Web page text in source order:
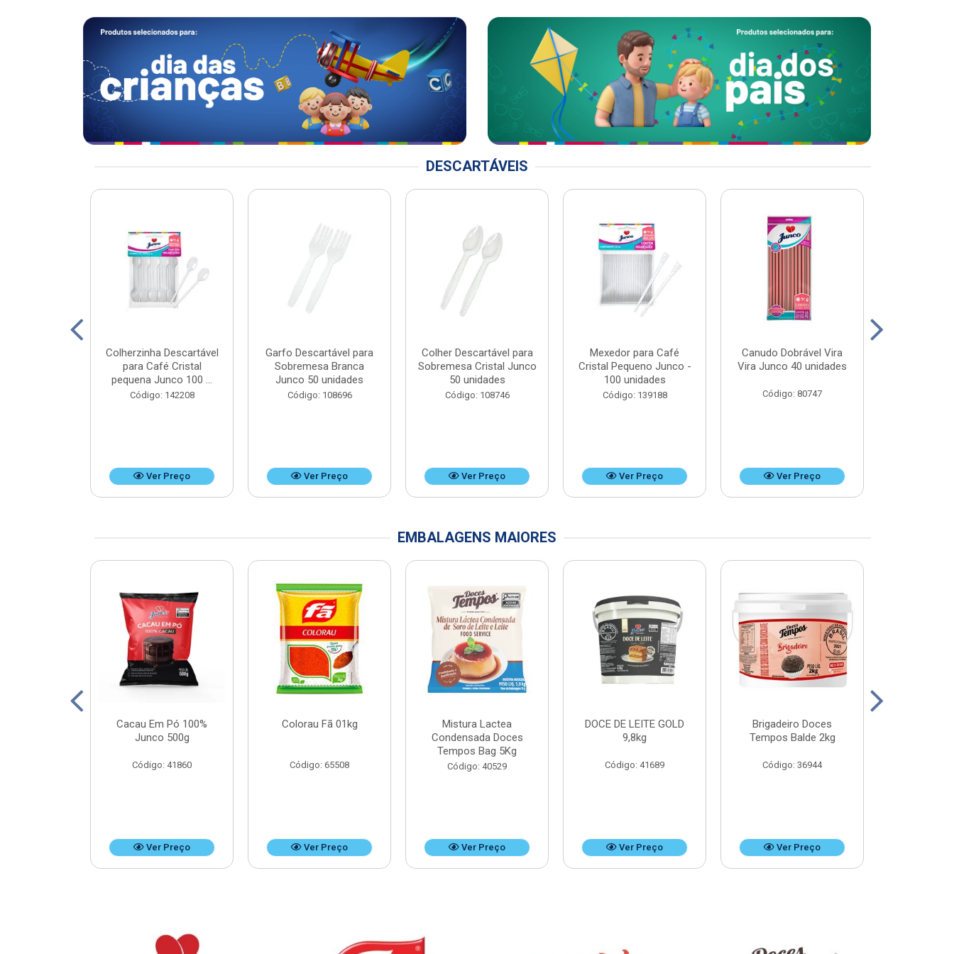
DESCARTÁVEIS
Colherzinha Descartável
para Café Cristal
pequena Junco 100 ...
Código: 142208
Ver Preço
Garfo Descartável para
Sobremesa Branca
Junco 50 unidades
Código: 108696
Ver Preço
Colher Descartável para
Sobremesa Cristal Junco
50 unidades
Código: 108746
Ver Preço
Mexedor para Café
Cristal Pequeno Junco -
100 unidades
Código: 139188
Ver Preço
Canudo Dobrável Vira
Vira Junco 40 unidades
Código: 80747
Ver Preço
EMBALAGENS MAIORES
Cacau Em Pó 100%
Junco 500g
Código: 41860
Ver Preço
Colorau Fã 01kg
Código: 65508
Ver Preço
Mistura Lactea
Condensada Doces
Tempos Bag 5Kg
Código: 40529
Ver Preço
DOCE DE LEITE GOLD
9,8kg
Código: 41689
Ver Preço
Brigadeiro Doces
Tempos Balde 2kg
Código: 36944
Ver Preço